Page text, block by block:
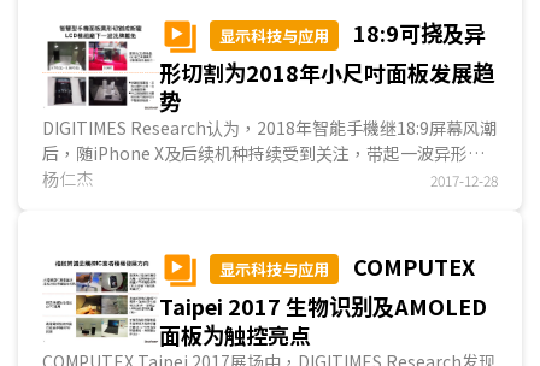
显示科技与应用
18:9可挠及异
形切割为2018年小尺吋面板发展趋
势
DIGITIMES Research认为，2018年智能手機继18:9屏幕风潮
后，随iPhone X及后续机种持续受到关注，带起一波异形切
割风潮，尽管大中华区短期内仍难建构完整的3D傳感器供应
杨仁杰 2017-12-28
显示科技与应用
COMPUTEX
Taipei 2017 生物识别及AMOLED
面板为触控亮点
COMPUTEX Taipei 2017展场中，DIGITIMES Research发现